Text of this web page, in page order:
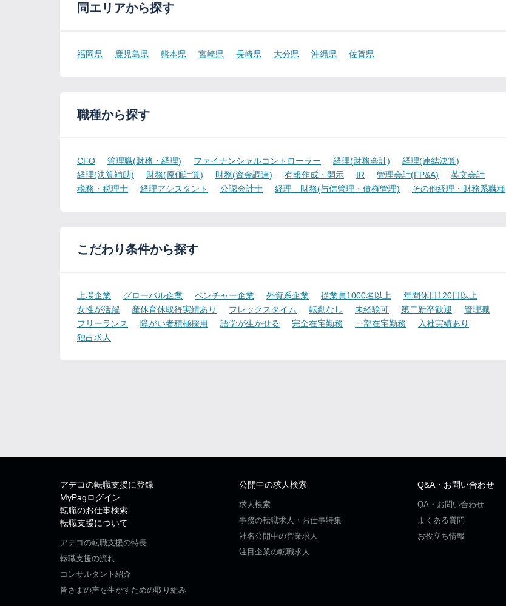
同エリアから探す
福岡県 鹿児島県 熊本県 宮崎県 長崎県 大分県 沖縄県 佐賀県
職種から探す
CFO 管理職(財務・経理) ファイナンシャルコントローラー 経理(財務会計)
経理(連結決算)
経理(決算補助)
財務(原価計算) 財務(資金調達) 有報作成・開示 IR 管理会計(FP&A)
英文会計
税務・税理士
経理アシスタント 公認会計士 経理 財務(与信管理・債権管理) その他経理・財務系職種
こだわり条件から探す
上場企業 グローバル企業 ベンチャー企業 外資系企業 従業員1000名以上
年間休日120日以上
女性が活躍
産休育休取得実績あり フレックスタイム 転勤なし 未経験可 第二新卒歓迎
管理職
フリーランス
障がい者積極採用 語学が生かせる 完全在宅勤務 一部在宅勤務
入社実績あり
独占求人
アデコの転職支援に登録
MyPagログイン
転職のお仕事検索
転職支援について
アデコの転職支援の特長
転職支援の流れ
コンサルタント紹介
皆さまの声を生かすための取り組み
公開中の求人検索
求人検索
事務の転職求人・お仕事特集
社名公開中の営業求人
注目企業の転職求人
Q&A・お問い合わせ
QA・お問い合わせ
よくある質問
お役立ち情報